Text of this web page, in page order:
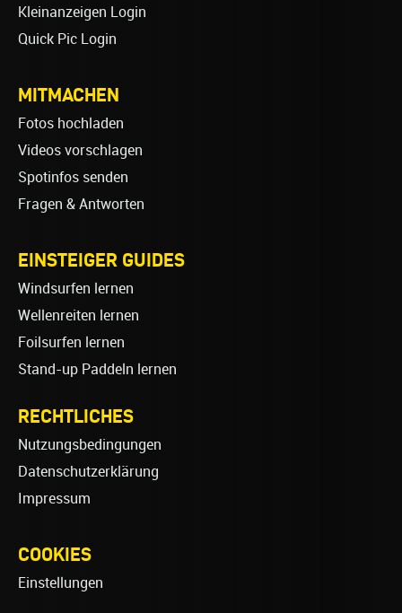
Kleinanzeigen Login
Quick Pic Login
MITMACHEN
Fotos hochladen
Videos vorschlagen
Spotinfos senden
Fragen & Antworten
EINSTEIGER GUIDES
Windsurfen lernen
Wellenreiten lernen
Foilsurfen lernen
Stand-up Paddeln lernen
RECHTLICHES
Nutzungsbedingungen
Datenschutzerklärung
Impressum
COOKIES
Einstellungen